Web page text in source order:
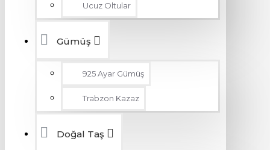
Ucuz Oltular
Gümüş
925 Ayar Gümüş
Trabzon Kazaz
Doğal Taş